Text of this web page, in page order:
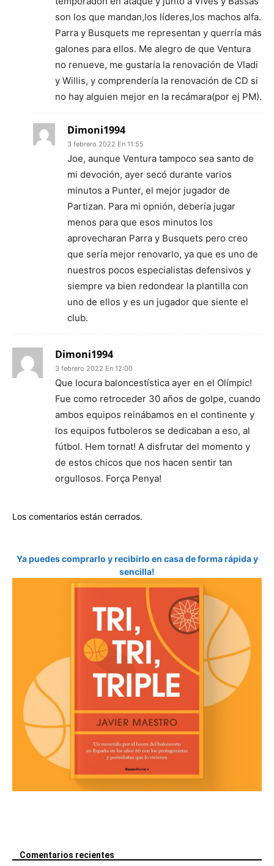
son los que mandan,los líderes,los machos alfa.
Parra y Busquets me representan y querría más
galones para ellos. Me alegro de que Ventura
no renueve, me gustaría la renovación de Vladi
y Willis, y comprendería la renovación de CD si
no hay alguien mejor en la recámara(por ej PM).
Dimoni1994
3 febrero 2022 En 11:55
Joe, aunque Ventura tampoco sea santo de
mi devoción, ayer secó durante varios
minutos a Punter, el mejor jugador de
Partizan. Para mi opnión, debería jugar
menos para que esos minutos los
aprovecharan Parra y Busquets pero creo
que sería mejor renovarlo, ya que es uno de
nuestros pocos especialistas defensivos y
siempre va bien redondear la plantilla con
uno de ellos y es un jugador que siente el
club.
Dimoni1994
3 febrero 2022 En 12:00
Que locura baloncestística ayer en el Olímpic!
Fue como retroceder 30 años de golpe, cuando
ambos equipos reinábamos en el continente y
los equipos futboleros se dedicaban a eso, al
fútbol. Hem tornat! A disfrutar del momento y
de estos chicos que nos hacen sentir tan
orgullosos. Força Penya!
Los comentarios están cerrados.
Ya puedes comprarlo y recibirlo en casa de forma rápida y
sencilla!
Comentarios recientes